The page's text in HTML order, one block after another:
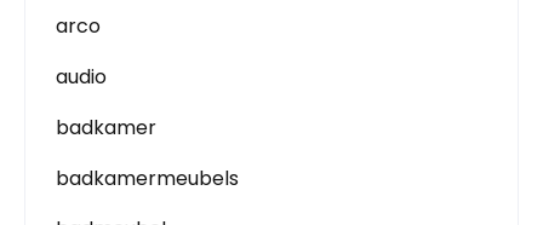
arco
audio
badkamer
badkamermeubels